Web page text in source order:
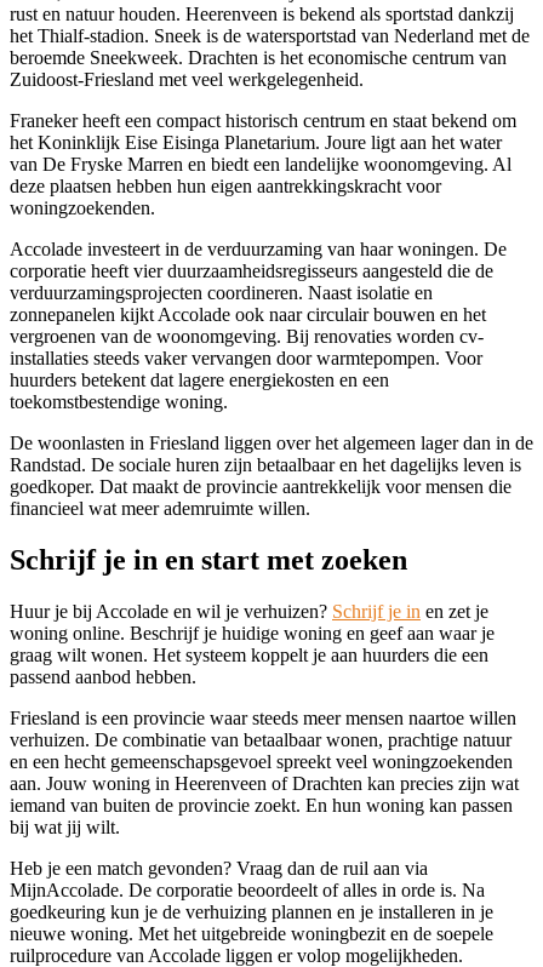
rust en natuur houden. Heerenveen is bekend als sportstad dankzij
het Thialf-stadion. Sneek is de watersportstad van Nederland met de
beroemde Sneekweek. Drachten is het economische centrum van
Zuidoost-Friesland met veel werkgelegenheid.
Franeker heeft een compact historisch centrum en staat bekend om
het Koninklijk Eise Eisinga Planetarium. Joure ligt aan het water
van De Fryske Marren en biedt een landelijke woonomgeving. Al
deze plaatsen hebben hun eigen aantrekkingskracht voor
woningzoekenden.
Accolade investeert in de verduurzaming van haar woningen. De
corporatie heeft vier duurzaamheidsregisseurs aangesteld die de
verduurzamingsprojecten coordineren. Naast isolatie en
zonnepanelen kijkt Accolade ook naar circulair bouwen en het
vergroenen van de woonomgeving. Bij renovaties worden cv-
installaties steeds vaker vervangen door warmtepompen. Voor
huurders betekent dat lagere energiekosten en een
toekomstbestendige woning.
De woonlasten in Friesland liggen over het algemeen lager dan in de
Randstad. De sociale huren zijn betaalbaar en het dagelijks leven is
goedkoper. Dat maakt de provincie aantrekkelijk voor mensen die
financieel wat meer ademruimte willen.
Schrijf je in en start met zoeken
Huur je bij Accolade en wil je verhuizen? Schrijf je in en zet je
woning online. Beschrijf je huidige woning en geef aan waar je
graag wilt wonen. Het systeem koppelt je aan huurders die een
passend aanbod hebben.
Friesland is een provincie waar steeds meer mensen naartoe willen
verhuizen. De combinatie van betaalbaar wonen, prachtige natuur
en een hecht gemeenschapsgevoel spreekt veel woningzoekenden
aan. Jouw woning in Heerenveen of Drachten kan precies zijn wat
iemand van buiten de provincie zoekt. En hun woning kan passen
bij wat jij wilt.
Heb je een match gevonden? Vraag dan de ruil aan via
MijnAccolade. De corporatie beoordeelt of alles in orde is. Na
goedkeuring kun je de verhuizing plannen en je installeren in je
nieuwe woning. Met het uitgebreide woningbezit en de soepele
ruilprocedure van Accolade liggen er volop mogelijkheden.